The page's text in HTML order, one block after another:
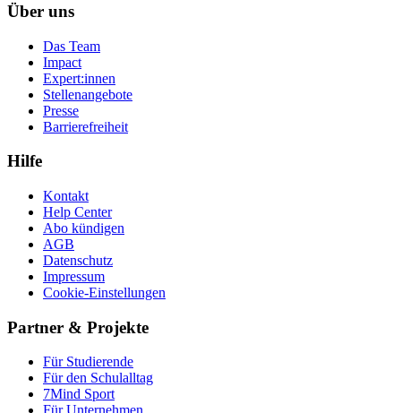
Über uns
Das Team
Impact
Expert:innen
Stellenangebote
Presse
Barrierefreiheit
Hilfe
Kontakt
Help Center
Abo kündigen
AGB
Datenschutz
Impressum
Cookie-Einstellungen
Partner & Projekte
Für Stu­die­rende
Für den Schulalltag
7Mind Sport